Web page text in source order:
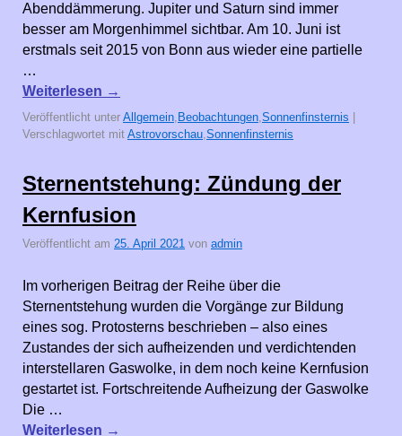
Abenddämmerung. Jupiter und Saturn sind immer
besser am Morgenhimmel sichtbar. Am 10. Juni ist
erstmals seit 2015 von Bonn aus wieder eine partielle
…
Weiterlesen →
Veröffentlicht unter Allgemein, Beobachtungen,Sonnenfinsternis
Verschlagwortet mit Astrovorschau,Sonnenfinsternis
Sternentstehung: Zündung der
Kernfusion
Veröffentlicht am 25. April 2021 von admin
Im vorherigen Beitrag der Reihe über die
Sternentstehung wurden die Vorgänge zur Bildung
eines sog. Protosterns beschrieben – also eines
Zustandes der sich aufheizenden und verdichtenden
interstellaren Gaswolke, in dem noch keine Kernfusion
gestartet ist. Fortschreitende Aufheizung der Gaswolke
Die …
Weiterlesen →